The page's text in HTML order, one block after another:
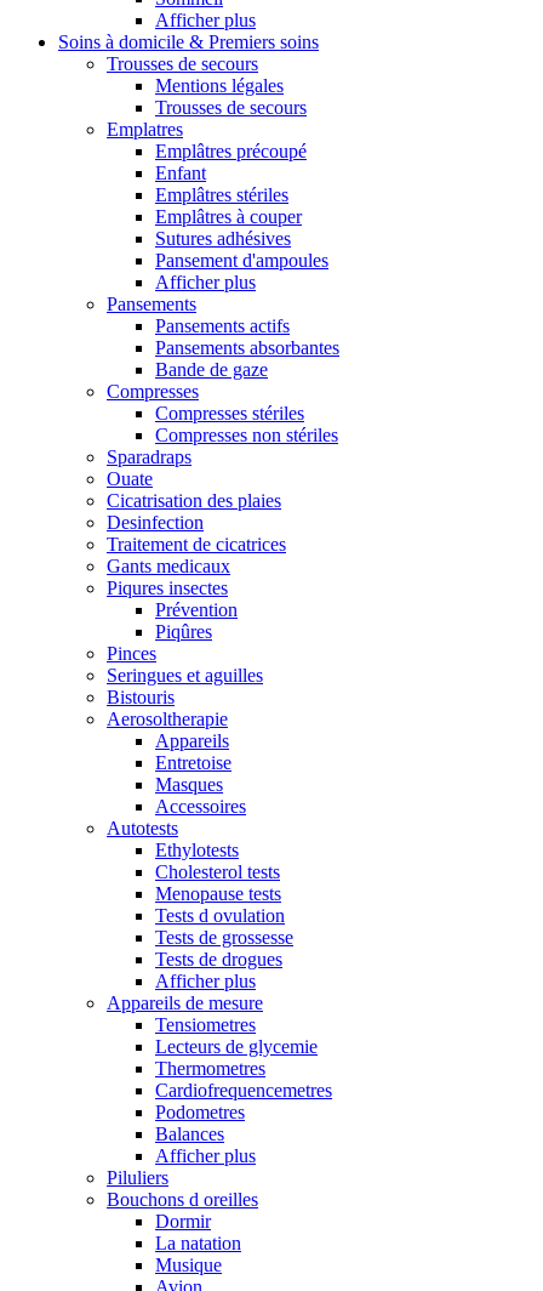
Afficher plus
Soins à domicile & Premiers soins
Trousses de secours
Mentions légales
Trousses de secours
Emplatres
Emplâtres précoupé
Enfant
Emplâtres stériles
Emplâtres à couper
Sutures adhésives
Pansement d'ampoules
Afficher plus
Pansements
Pansements actifs
Pansements absorbantes
Bande de gaze
Compresses
Compresses stériles
Compresses non stériles
Sparadraps
Ouate
Cicatrisation des plaies
Desinfection
Traitement de cicatrices
Gants medicaux
Piqures insectes
Prévention
Piqûres
Pinces
Seringues et aguilles
Bistouris
Aerosoltherapie
Appareils
Entretoise
Masques
Accessoires
Autotests
Ethylotests
Cholesterol tests
Menopause tests
Tests d ovulation
Tests de grossesse
Tests de drogues
Afficher plus
Appareils de mesure
Tensiometres
Lecteurs de glycemie
Thermometres
Cardiofrequencemetres
Podometres
Balances
Afficher plus
Piluliers
Bouchons d oreilles
Dormir
La natation
Musique
Avion